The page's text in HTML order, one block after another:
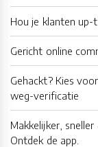
Hou je klanten up-
Gericht online
Gehackt? Kies
weg-verificatie
Makkelijker,
Ontdek de app.